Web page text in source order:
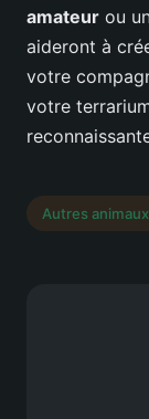
amateur ou
aideront à
votre
votre
Autres animaux